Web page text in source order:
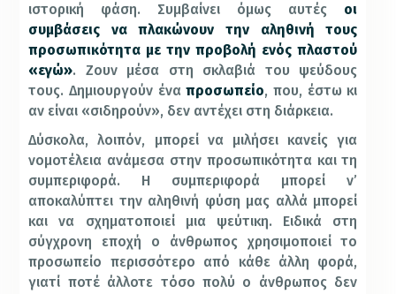
ιστορική φάση. Συμβαίνει όμως αυτές οι
συμβάσεις να πλακώνουν την αληθινή τους
προσωπικότητα με την προβολή ενός πλαστού
«εγώ». Ζουν μέσα στη σκλαβιά του ψεύδους
τους. Δημιουργούν έναπροσωπείο, που, έστω κι
αν είναι «σιδηρούν», δεν αντέχει στη διάρκεια.
Δύσκολα, λοιπόν, μπορεί να μιλήσει κανείς για
νομοτέλεια ανάμεσα στην προσωπικότητα και τη
συμπεριφορά. Η συμπεριφορά μπορεί ν’
αποκαλύπτει την αληθινή φύση μας αλλά μπορεί
και να σχηματοποιεί μια ψεύτικη. Ειδικά στη
σύγχρονη εποχή ο άνθρωπος χρησιμοποιεί το
προσωπείο περισσότερο από κάθε άλλη φορά,
γιατί ποτέ άλλοτε τόσο πολύ ο άνθρωπος δεν